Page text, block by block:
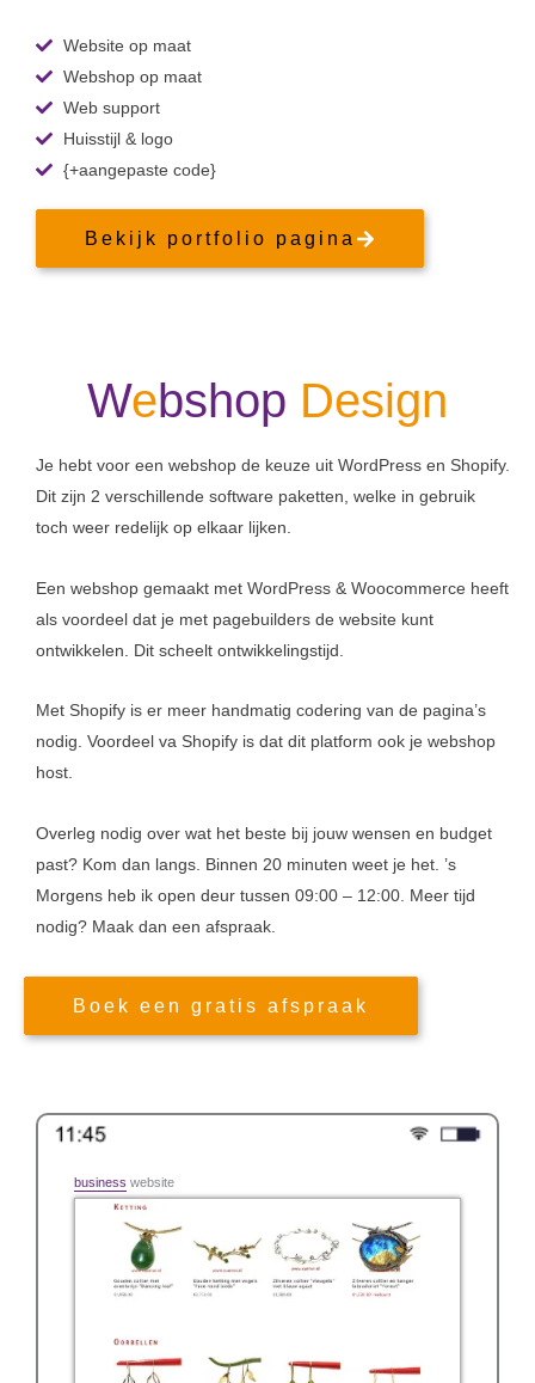
Website op maat
Webshop op maat
Web support
Huisstijl & logo
{+aangepaste code}
Bekijk portfolio pagina
Webshop Design
Je hebt voor een webshop de keuze uit WordPress en Shopify.
Dit zijn 2 verschillende software paketten, welke in gebruik
toch weer redelijk op elkaar lijken.
Een webshop gemaakt met WordPress & Woocommerce heeft
als voordeel dat je met pagebuilders de website kunt
ontwikkelen. Dit scheelt ontwikkelingstijd.
Met Shopify is er meer handmatig codering van de pagina’s
nodig. Voordeel va Shopify is dat dit platform ook je webshop
host.
Overleg nodig over wat het beste bij jouw wensen en budget
past? Kom dan langs. Binnen 20 minuten weet je het. ’s
Morgens heb ik open deur tussen 09:00 – 12:00. Meer tijd
nodig? Maak dan een afspraak.
Boek een gratis afspraak
business website